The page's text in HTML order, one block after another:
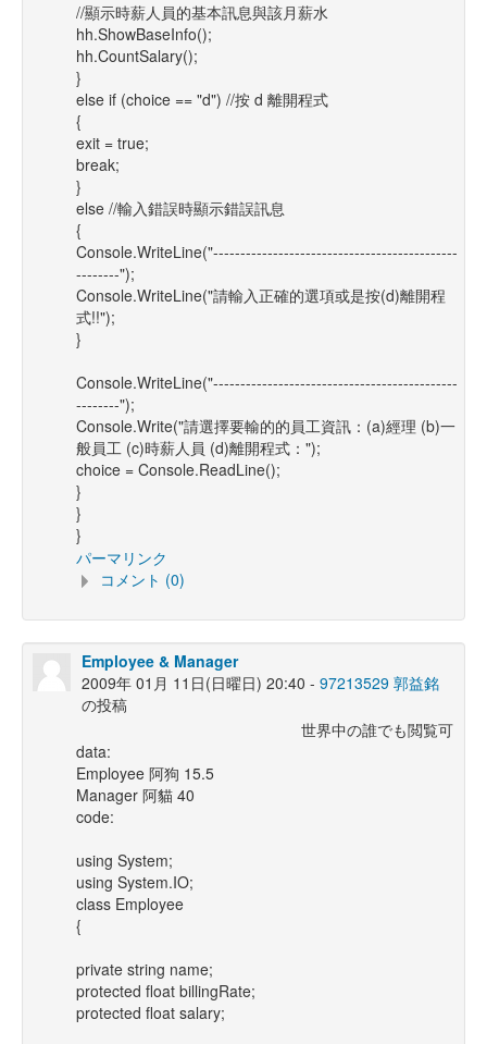
//顯示時薪人員的基本訊息與該月薪水
hh.ShowBaseInfo();
hh.CountSalary();
}
else if (choice == "d") //按 d 離開程式
{
exit = true;
break;
}
else //輸入錯誤時顯示錯誤訊息
{
Console.WriteLine("---------------------------------------------
--------");
Console.WriteLine("請輸入正確的選項或是按(d)離開程
式!!");
}
Console.WriteLine("---------------------------------------------
--------");
Console.Write("請選擇要輸的的員工資訊：(a)經理 (b)一
般員工 (c)時薪人員 (d)離開程式：");
choice = Console.ReadLine();
}
}
}
パーマリンク
コメント (0)
Employee & Manager
2009年 01月 11日(日曜日) 20:40 - 97213529 郭益銘
の投稿
世界中の誰でも閲覧可
data:
Employee 阿狗 15.5
Manager 阿貓 40
code:
using System;
using System.IO;
class Employee
{
private string name;
protected float billingRate;
protected float salary;